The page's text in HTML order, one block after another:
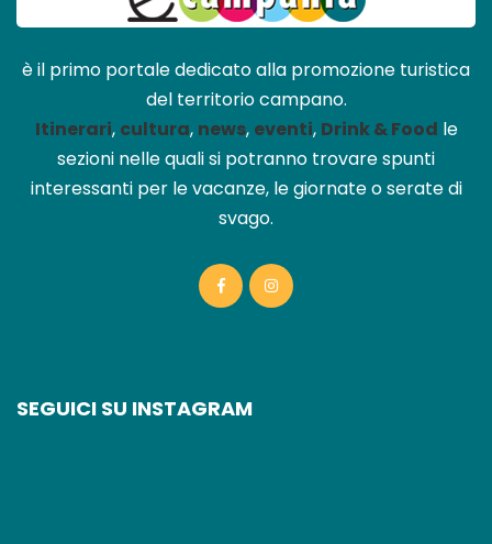
è il primo portale dedicato alla promozione turistica
del territorio campano.
Itinerari, cultura, news, eventi, Drink & Food le
sezioni nelle quali si potranno trovare spunti
interessanti per le vacanze, le giornate o serate di
svago.
SEGUICI SU INSTAGRAM